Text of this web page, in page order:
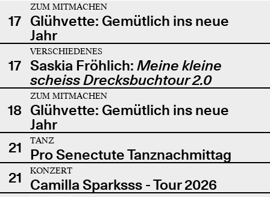
17
ZUM MITMACHEN
Glühvette: Gemütlich ins neue
Jahr
17
VERSCHIEDENES
Saskia Fröhlich: Meine kleine
scheiss Drecksbuchtour 2.0
18
ZUM MITMACHEN
Glühvette: Gemütlich ins neue
Jahr
21
TANZ
Pro Senectute Tanznachmittag
21
KONZERT
Camilla Sparksss - Tour 2026